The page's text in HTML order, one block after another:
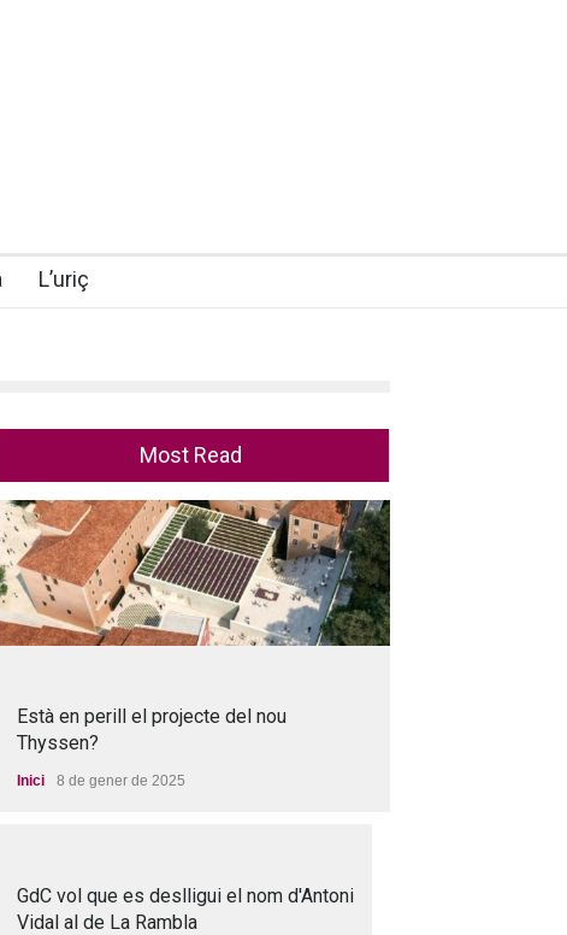
L’uriç
Most Read
Està en perill el projecte del nou
Thyssen?
Inici 8 de gener de 2025
GdC vol que es deslligui el nom d'Antoni
Vidal al de La Rambla